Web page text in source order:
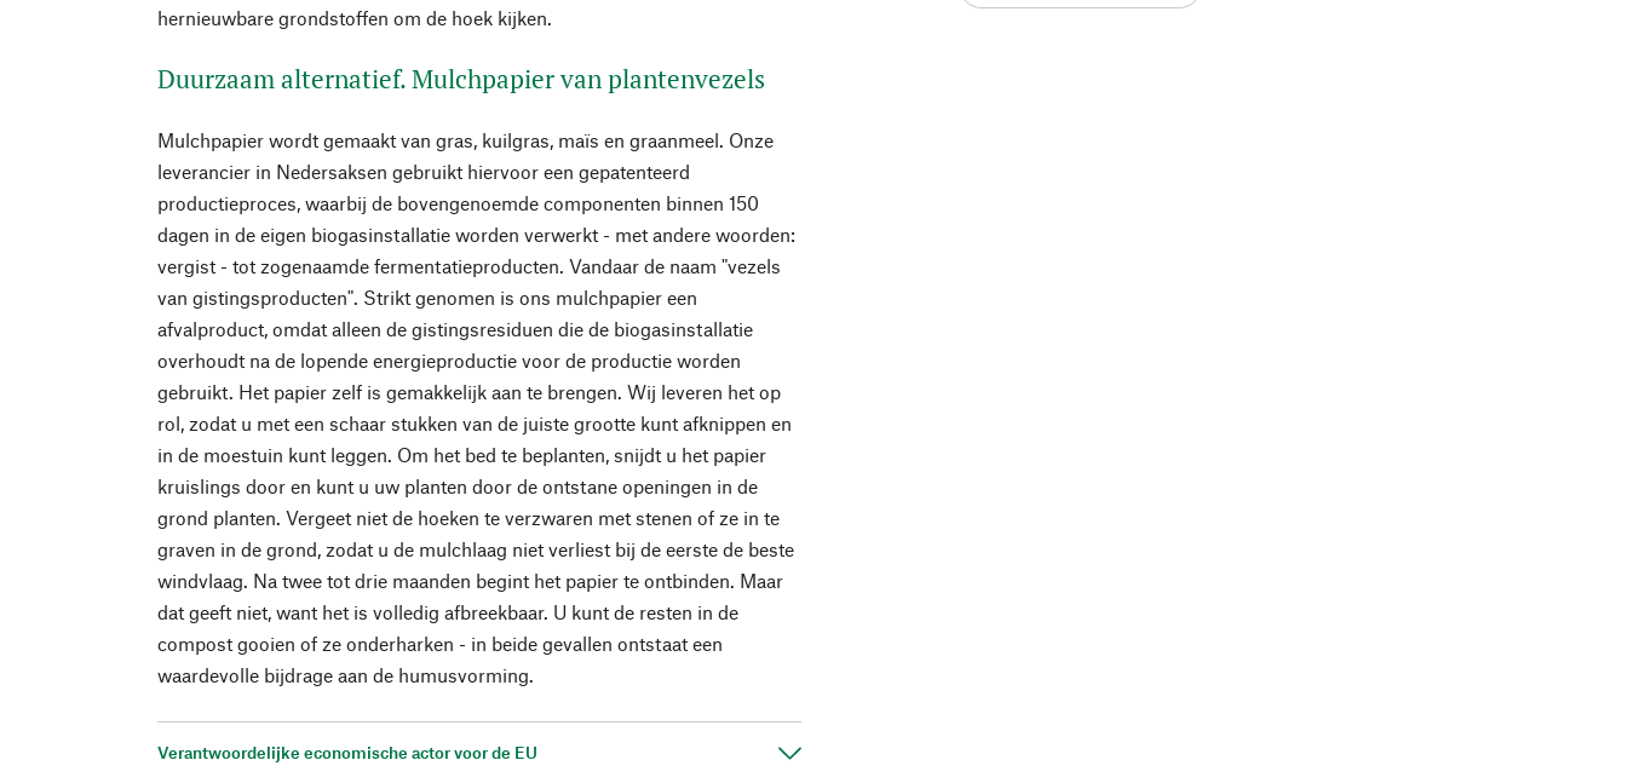
hernieuwbare grondstoffen om de hoek kijken.
Duurzaam alternatief. Mulchpapier van plantenvezels
Mulchpapier wordt gemaakt van gras, kuilgras, maïs en graanmeel. Onze
leverancier in Nedersaksen gebruikt hiervoor een gepatenteerd
productieproces, waarbij de bovengenoemde componenten binnen 150
dagen in de eigen biogasinstallatie worden verwerkt - met andere woorden:
vergist - tot zogenaamde fermentatieproducten. Vandaar de naam "vezels
van gistingsproducten". Strikt genomen is ons mulchpapier een
afvalproduct, omdat alleen de gistingsresiduen die de biogasinstallatie
overhoudt na de lopende energieproductie voor de productie worden
gebruikt. Het papier zelf is gemakkelijk aan te brengen. Wij leveren het op
rol, zodat u met een schaar stukken van de juiste grootte kunt afknippen en
in de moestuin kunt leggen. Om het bed te beplanten, snijdt u het papier
kruislings door en kunt u uw planten door de ontstane openingen in de
grond planten. Vergeet niet de hoeken te verzwaren met stenen of ze in te
graven in de grond, zodat u de mulchlaag niet verliest bij de eerste de beste
windvlaag. Na twee tot drie maanden begint het papier te ontbinden. Maar
dat geeft niet, want het is volledig afbreekbaar. U kunt de resten in de
compost gooien of ze onderharken - in beide gevallen ontstaat een
waardevolle bijdrage aan de humusvorming.
Verantwoordelijke economische actor voor de EU